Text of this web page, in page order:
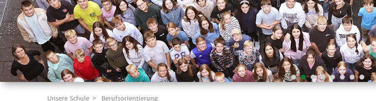
Unsere Schule Berufsorientierung